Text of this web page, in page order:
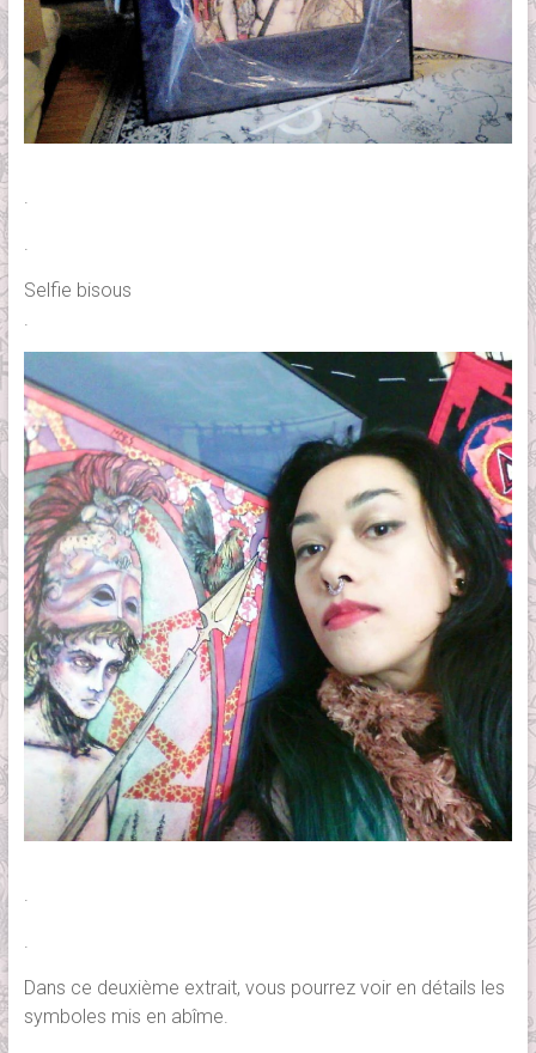
.
.
Selfie bisous
.
Dans ce deuxième extrait, vous pourrez voir en détails les
symboles mis en abîme.